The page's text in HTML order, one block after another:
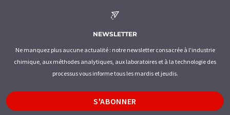
NEWSLETTER
Ne manquez plus aucune actualité : notre newsletter consacrée à l'industrie
chimique, aux méthodes analytiques, aux laboratoires et à la technologie des
processus vous informe tous les mardis et jeudis.
S'ABONNER